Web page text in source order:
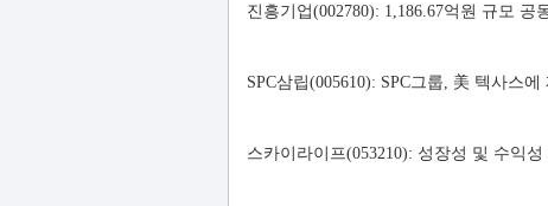
진흥기업(002780): 1,186.67억원 규모 공
SPC삼립(005610): SPC그룹, 美 텍사스
스카이라이프(053210): 성장성 및 수익